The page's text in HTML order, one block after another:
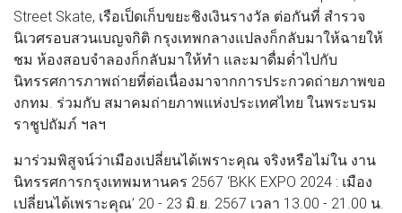
Street Skate, เรือเป็ดเก็บขยะชิงเงินรางวัล ต่อกันที่ สำรวจ
นิเวศรอบสวนเบญจกิติ กรุงเทพกลางแปลงก็กลับมาให้ฉายให้
ชม ห้องสอบจำลองก็กลับมาให้ทำ และมาดื่มด่ำไปกับ
นิทรรศการภาพถ่ายที่ต่อเนื่องมาจากการประกวดถ่ายภาพขอ
งกทม. ร่วมกับ สมาคมถ่ายภาพแห่งประเทศไทย ในพระบรม
ราชูปถัมภ์ ฯลฯ
มาร่วมพิสูจน์ว่าเมืองเปลี่ยนได้เพราะคุณ จริงหรือไม่ใน งาน
นิทรรศการกรุงเทพมหานคร 2567 ‘BKK EXPO 2024 : เมือง
เปลี่ยนได้เพราะคุณ’ 20 - 23 มิ.ย. 2567 เวลา 13.00 - 21.00 น.